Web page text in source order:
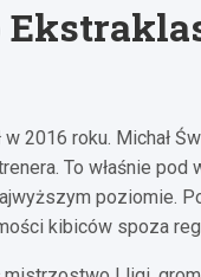
2016 roku. Michał
To właśnie
poziomie.
kibiców spoza